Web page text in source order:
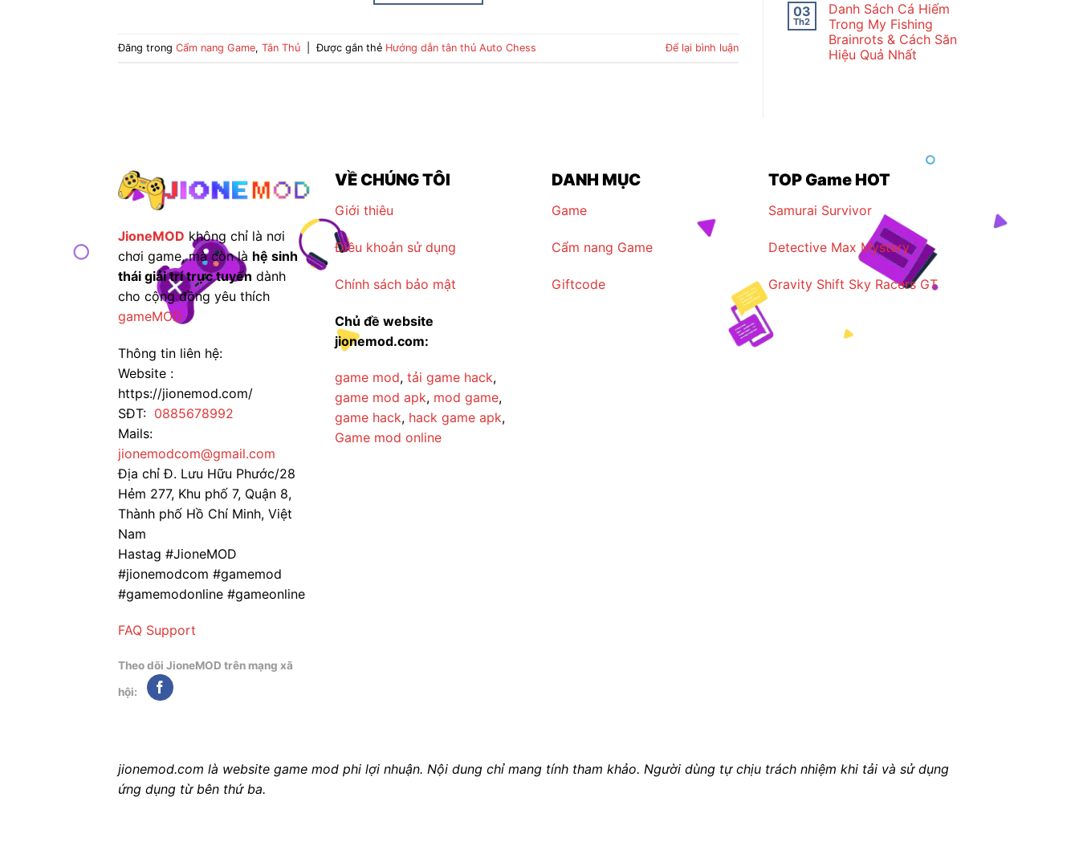
Đăng trong Cẩm nang Game, Tân Thủ Được gắn thẻ Hướng dẫn tân thủ Auto Chess Để lại bình luận
Nhất
2026
Bí
Kíp
Sử
bình
luận
ở
Cách
Chơi
My
Nhiều
03
Th2
Danh Sách Cá Hiếm
Trong My Fishing
Brainrots & Cách Săn
Hiệu Quả Nhất
My
Fishing
&
Cách
Quả
JioneMOD không chỉ là nơi
chơi game, mà còn là hệ sinh
thái giải trí trực tuyến dành
cho cộng đồng yêu thích
gameMOD
Thông tin liên hệ:
Website :
https://jionemod.com/
SĐT: 0885678992
Mails:
jionemodcom@gmail.com
Địa chỉ Đ. Lưu Hữu Phước/28
Hẻm 277, Khu phố 7, Quận 8,
Thành phố Hồ Chí Minh, Việt
Nam
Hastag #JioneMOD
#jionemodcom #gamemod
#gamemodonline #gameonline
FAQ Support
Theo dõi JioneMOD trên mạng xã
hội:
VỀ CHÚNG TÔI
Giới thiêu
Điều khoản sử dụng
Chính sách bảo mật
Chủ đề website
jionemod.com:
game mod, tải game hack,
game mod apk, mod game,
game hack, hack game apk,
Game mod online
DANH MỤC
Game
Cẩm nang Game
Giftcode
TOP Game HOT
Samurai Survivor
Detective Max Mystery
Gravity Shift Sky Racers GT
jionemod.com là website game mod phi lợi nhuận. Nội dung chỉ mang tính tham khảo. Người dùng tự chịu trách nhiệm khi tải và sử dụng
ứng dụng từ bên thứ ba.